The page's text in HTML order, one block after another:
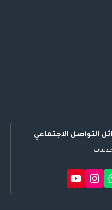
التواصل الاجتماعي